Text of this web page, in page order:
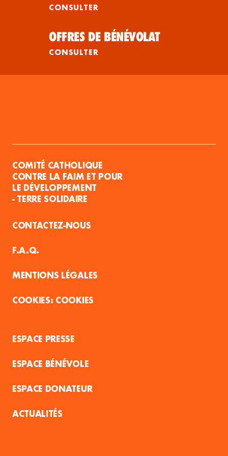
CONSULTER
OFFRES DE BÉNÉVOLAT
CONSULTER
COMITÉ CATHOLIQUE
CONTRE LA FAIM ET POUR
LE DÉVELOPPEMENT
- TERRE SOLIDAIRE
CONTACTEZ-NOUS
F.A.Q.
MENTIONS LÉGALES
COOKIES
ESPACE PRESSE
ESPACE BÉNÉVOLE
ESPACE DONATEUR
ACTUALITÉS